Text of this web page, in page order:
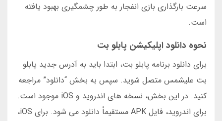
سرعت بارگذاری بازی انفجار به طور چشمگیری بهبود یافته
است.
نحوه دانلود اپلیکیشن پابلو بت
برای دانلود برنامه پابلو بت، ابتدا باید به آدرس جدید پابلو
بت علیشمس متصل شوید. سپس به بخش “دانلود” مراجعه
کنید. در این بخش، نسخه های اندروید و iOS موجود است.
برای اندروید، فایل APK مستقیماً دانلود می شود. برای iOS،